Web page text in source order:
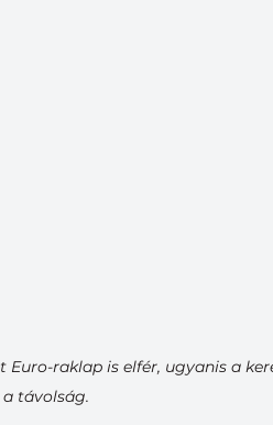
Euro-raklap is elfér, ugyanis a
távolság.